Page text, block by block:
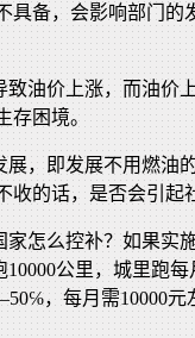
具备，会影响部门的
致油价上涨，而油价
存困境。
展，即发展不用燃油
收的话，是否会引起
家怎么控补？如果实
公里，城里跑
，每月需10000元